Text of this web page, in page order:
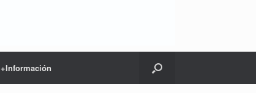
+Información